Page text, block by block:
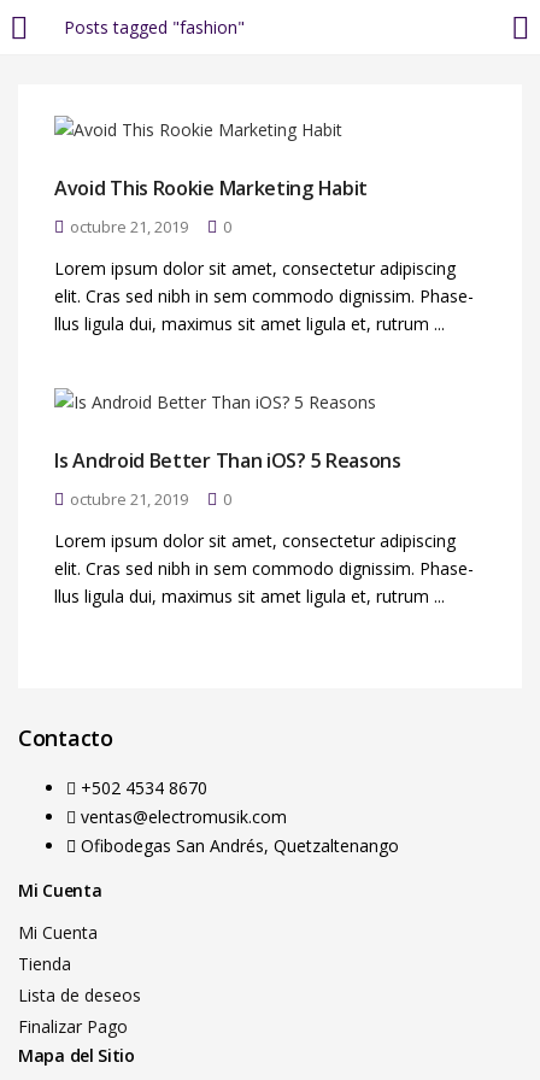
Posts tagged "fashion"
LOGIN
Enter your username and password to login.
Remember me
Login
Lost password?
Avoid This Rookie Marketing Habit
octubre 21, 2019 0
Lorem ipsum dolor sit amet, consectetur adipiscing
elit. Cras sed nibh in sem commodo dignissim. Phase-
llus ligula dui, maximus sit amet ligula et, rutrum ...
Is Android Better Than iOS? 5 Reasons
octubre 21, 2019 0
Lorem ipsum dolor sit amet, consectetur adipiscing
elit. Cras sed nibh in sem commodo dignissim. Phase-
llus ligula dui, maximus sit amet ligula et, rutrum ...
Contacto
+502 4534 8670
ventas@electromusik.com
Ofibodegas San Andrés, Quetzaltenango
Mi Cuenta
Mi Cuenta
Tienda
Lista de deseos
Finalizar Pago
Mapa del Sitio